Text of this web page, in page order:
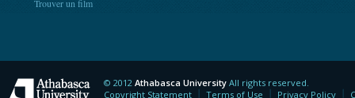
Trouver un film
Athabasca University
© 2012 Athabasca University All rights reserved.
Copyright Statement
Terms of Use Privacy Policy